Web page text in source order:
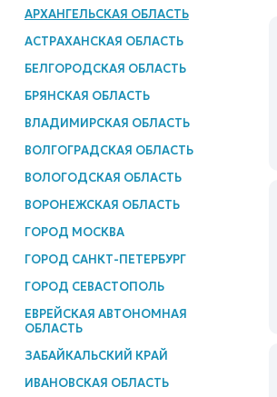
АРХАНГЕЛЬСКАЯ ОБЛАСТЬ
АСТРАХАНСКАЯ ОБЛАСТЬ
БЕЛГОРОДСКАЯ ОБЛАСТЬ
БРЯНСКАЯ ОБЛАСТЬ
ВЛАДИМИРСКАЯ ОБЛАСТЬ
ВОЛГОГРАДСКАЯ ОБЛАСТЬ
ВОЛОГОДСКАЯ ОБЛАСТЬ
ВОРОНЕЖСКАЯ ОБЛАСТЬ
ГОРОД МОСКВА
ГОРОД САНКТ-ПЕТЕРБУРГ
ГОРОД СЕВАСТОПОЛЬ
ЕВРЕЙСКАЯ АВТОНОМНАЯ
ОБЛАСТЬ
ЗАБАЙКАЛЬСКИЙ КРАЙ
ИВАНОВСКАЯ ОБЛАСТЬ